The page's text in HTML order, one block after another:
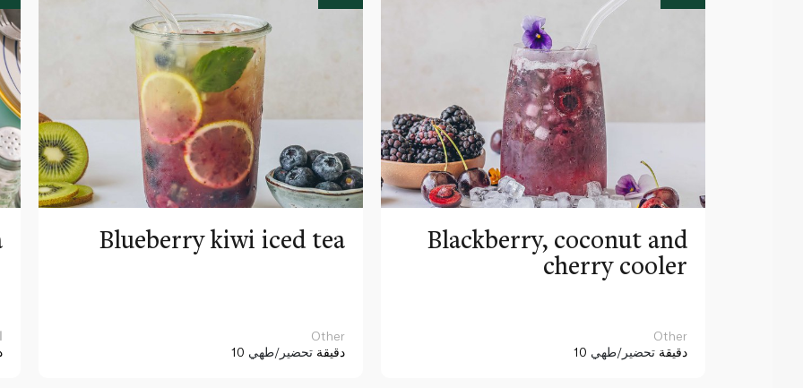
Blueberry kiwi iced tea
Other
10 دقيقة تحضير/طهي
Blackberry, coconut and
cherry cooler
Other
10 دقيقة تحضير/طهي